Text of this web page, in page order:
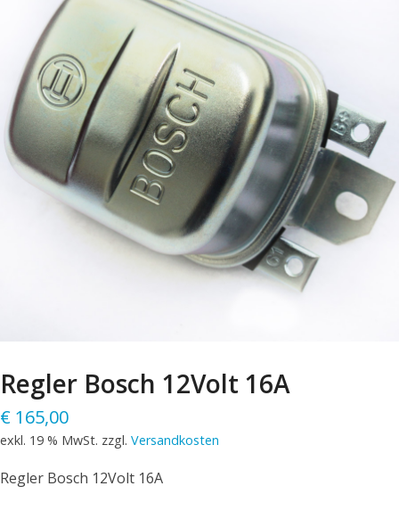
Regler Bosch 12Volt 16A
€ 165,00
exkl. 19 % MwSt. zzgl. Versandkosten
Regler Bosch 12Volt 16A